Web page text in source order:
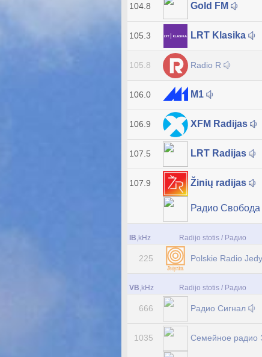
104.8 Gold FM
105.3 LRT Klasika
105.8 Radio R
106.0 M1
106.9 XFM Radijas
107.5 LRT Radijas
107.9 Žinių radijas
Радио Свобода
IB,kHz Radijo stotis / Радио
225 Polskie Radio
VB,kHz Radijo stotis / Радио
666 Радио Сигнал
1035 Семейное радио